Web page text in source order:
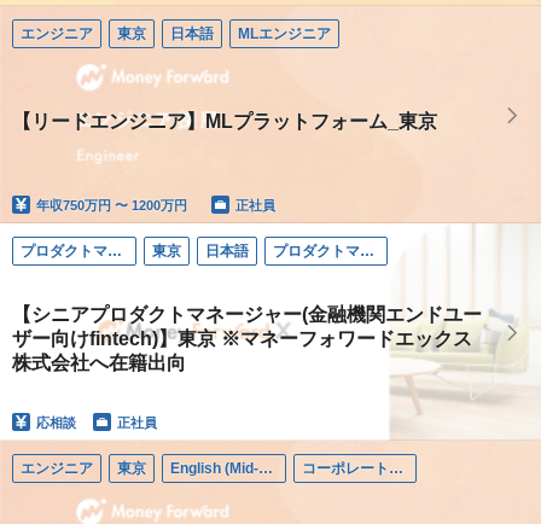
エンジニア 東京 日本語 MLエンジニア
【リードエンジニア】MLプラットフォーム_東京
年収750万円 〜 1200万円 正社員
プロダクトマネージャー 東京 日本語 プロダクトマネージャー
【シニアプロダクトマネージャー(金融機関エンドユー
ザー向けfintech)】東京 ※マネーフォワードエックス
株式会社へ在籍出向
応相談 正社員
エンジニア 東京 English (Mid-career) コーポレートエンジニア